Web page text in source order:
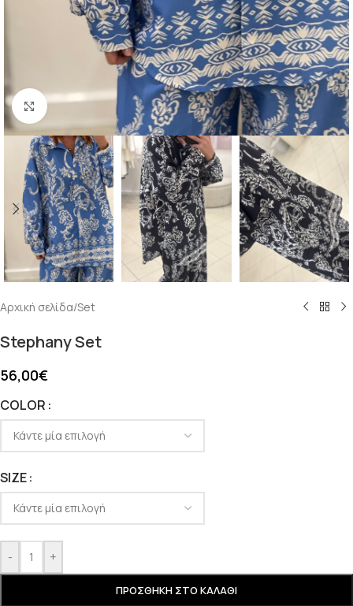
Click to enlarge
Αρχική σελίδα/Set
Stephany Set
56,00€
COLOR
SIZE
- +
ΠΡΟΣΘΉΚΗ ΣΤΟ ΚΑΛΆΘΙ